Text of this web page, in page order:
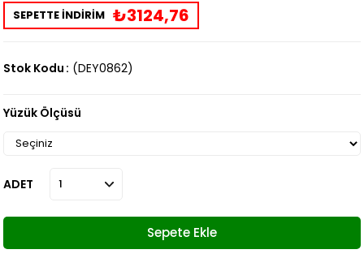
SEPETTE İNDİRİM ₺3124,76
Stok Kodu (DEY0862)
Yüzük Ölçüsü
ADET